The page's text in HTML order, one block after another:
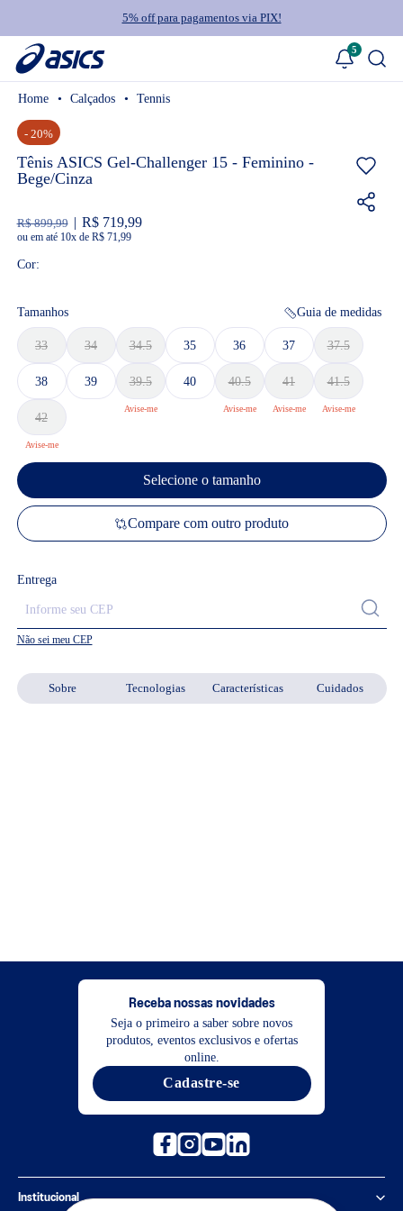
5% off para pagamentos via PIX!
5
Sobre Tecnologias Características Cuidados
Calçados Tennis
- 20%
Tênis ASICS Gel-Challenger 15 - Feminino -
Bege/Cinza
R$ 899,99 R$ 719,99
ou 10xde R$ 71,99
Cor:
Tamanhos Guia de medidas
33 34 34.5 35 36 37 37.5
38 39 39.5 40 40.5 41 41.5
42
Selecione o tamanho
Compare com outro produto
Entrega
Não sei meu CEP
Receba nossas novidades
Seja o primeiro a saber sobre novos
produtos, eventos exclusivos e ofertas
online.
Cadastre-se
Institucional